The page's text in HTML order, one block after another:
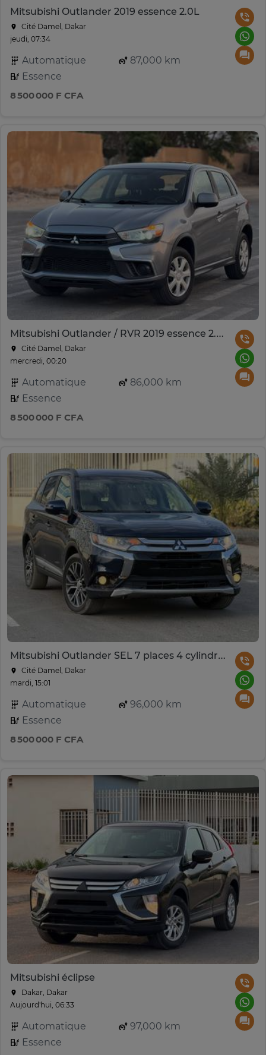
Mitsubishi Outlander 2019 essence 2.0L
Cité Damel, Dakar
jeudi, 07:34
Automatique
87,000 km
Essence
8 500 000 F CFA
Mitsubishi Outlander / RVR 2019 essence 2.0L
Cité Damel, Dakar
mercredi, 00:20
Automatique
86,000 km
Essence
8 500 000 F CFA
Mitsubishi Outlander SEL 7 places 4 cylindres
Cité Damel, Dakar
mardi, 15:01
Automatique
96,000 km
Essence
8 500 000 F CFA
Mitsubishi éclipse
Dakar, Dakar
Aujourd'hui, 06:33
Automatique
97,000 km
Essence